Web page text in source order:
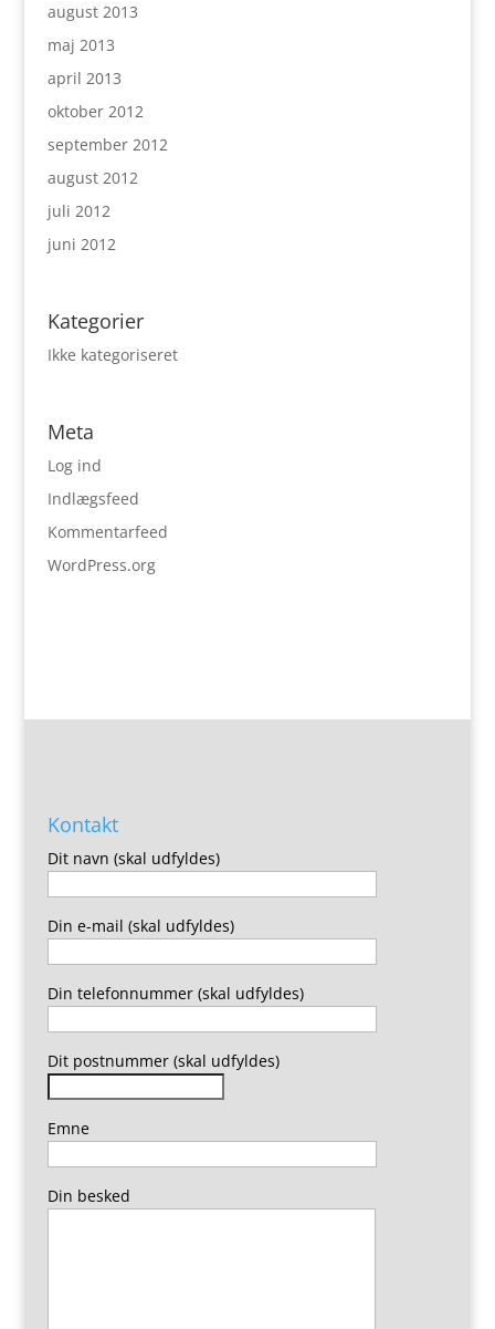
august 2013
maj 2013
april 2013
oktober 2012
september 2012
august 2012
juli 2012
juni 2012
Kategorier
Ikke kategoriseret
Meta
Log ind
Indlægsfeed
Kommentarfeed
WordPress.org
Kontakt
Dit navn (skal udfyldes)
Din e-mail (skal udfyldes)
Din telefonnummer (skal udfyldes)
Dit postnummer (skal udfyldes)
Emne
Din besked